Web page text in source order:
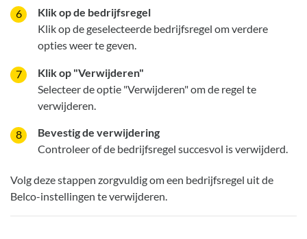
Klik op de bedrijfsregel
Klik op de geselecteerde bedrijfsregel om verdere
opties weer te geven.
Klik op "Verwijderen"
Selecteer de optie "Verwijderen" om de regel te
verwijderen.
Bevestig de verwijdering
Controleer of de bedrijfsregel succesvol is verwijderd.
Volg deze stappen zorgvuldig om een bedrijfsregel uit de
Belco-instellingen te verwijderen.